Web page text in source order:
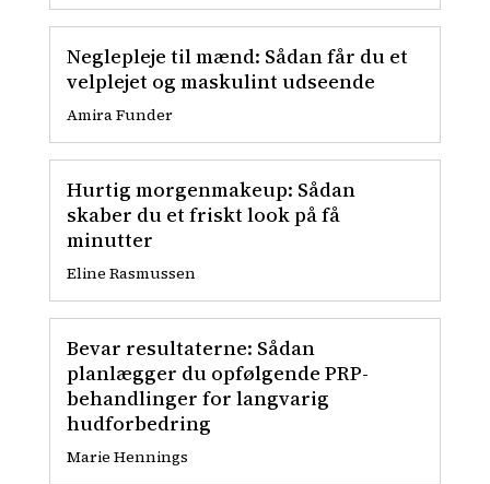
Neglepleje til mænd: Sådan får du et
velplejet og maskulint udseende
Amira Funder
Hurtig morgenmakeup: Sådan
skaber du et friskt look på få
minutter
Eline Rasmussen
Bevar resultaterne: Sådan
planlægger du opfølgende PRP-
behandlinger for langvarig
hudforbedring
Marie Hennings